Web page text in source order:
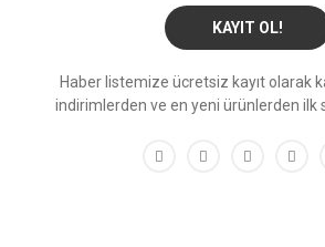
KAYIT OL!
Haber listemize ücretsiz kayıt olarak
indirimlerden ve en yeni ürünlerden ilk